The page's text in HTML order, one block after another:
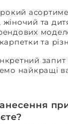
жіночий та
та
запит
найкращі